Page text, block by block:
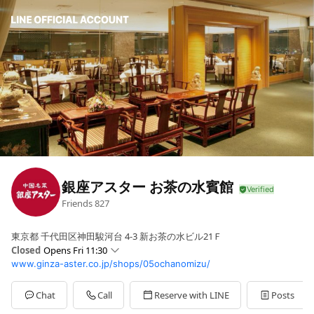
銀座アスター お茶の水賓館
Friends827
東京都 千代田区神田駿河台 4-3 新お茶の水ビル21Ｆ
Closed Opens Fri 11:30
Sun11:30 - 15:00,16:30 - 20:30
Mon11:30 - 15:00,16:30 - 21:30
Tue11:30 - 15:00,16:30 - 21:30
Wed11:30 - 15:00,16:30 - 21:30
www.ginza-aster.co.jp/shops/05ochanomizu/
Chat Call Reserve with LINE Posts